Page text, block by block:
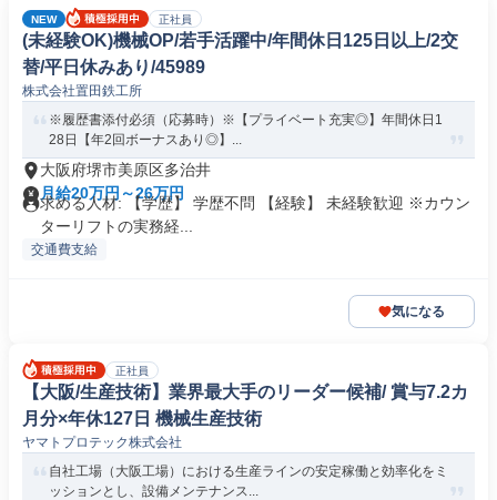
NEW 正社員
(未経験OK)機械OP/若手活躍中/年間休日125日以上/2交
替/平日休みあり/45989
株式会社置田鉄工所
※履歴書添付必須（応募時）※【プライベート充実◎】年間休日1
28日【年2回ボーナスあり◎】...
大阪府堺市美原区多治井
月給20万円～26万円
求める人材: 【学歴】 学歴不問 【経験】 未経験歓迎 ※カウン
ターリフトの実務経...
交通費支給
気になる
正社員
【大阪/生産技術】業界最大手のリーダー候補/ 賞与7.2カ
月分×年休127日 機械生産技術
ヤマトプロテック株式会社
自社工場（大阪工場）における生産ラインの安定稼働と効率化をミ
ッションとし、設備メンテナンス...